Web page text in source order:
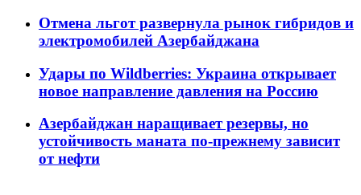
Отмена льгот развернула рынок гибридов и
электромобилей Азербайджана
Удары по Wildberries: Украина открывает
новое направление давления на Россию
Азербайджан наращивает резервы, но
устойчивость маната по-прежнему зависит
от нефти